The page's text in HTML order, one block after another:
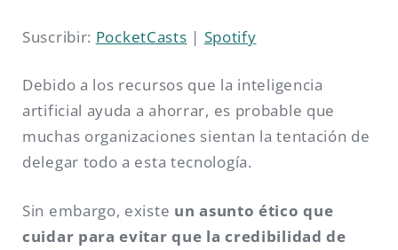
Suscribir: PocketCasts | Spotify
Debido a los recursos que la inteligencia
artificial ayuda a ahorrar, es probable que
muchas organizaciones sientan la tentación de
delegar todo a esta tecnología.
Sin embargo, existe un asunto ético que
cuidar para evitar que la credibilidad de